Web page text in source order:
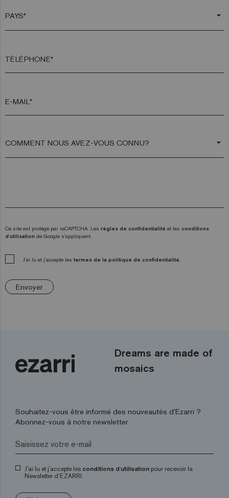
arrow_drop_down
TÉLÉPHONE*
E-MAIL*
arrow_drop_down
Ce site est protégé par reCAPTCHA. Les règles de confidentialité et les conditions
d'utilisation de Google s'appliquent.
J'ai lu et j'accepte les termes de la politique de confidentialité.
Envoyer
Dreams are made of
mosaics
Souhaitez-vous être informé des nouveautés d’Ezarri ?
Abonnez-vous à notre newsletter
J'ai lu et j'accepte les conditions d'utilisation pour recevoir la
Newsletter d’EZARRI.